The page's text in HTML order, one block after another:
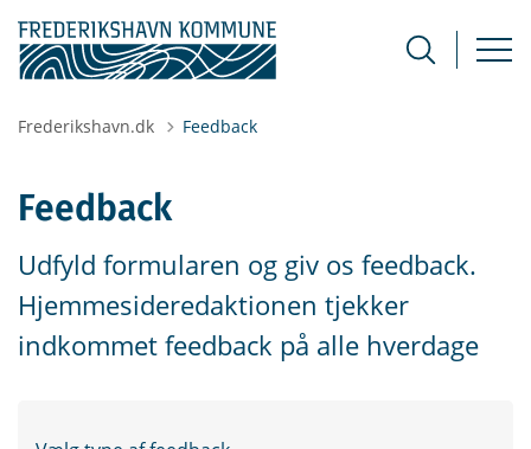
Frederikshavn.dk Feedback
Feedback
Udfyld formularen og giv os feedback.
Hjemmesideredaktionen tjekker
indkommet feedback på alle hverdage